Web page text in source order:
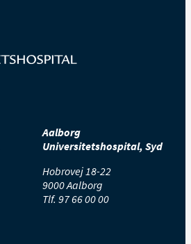
Aalborg
Universitetshospital, Syd
Hobrovej 18-22
9000 Aalborg
Tlf. 97 66 00 00